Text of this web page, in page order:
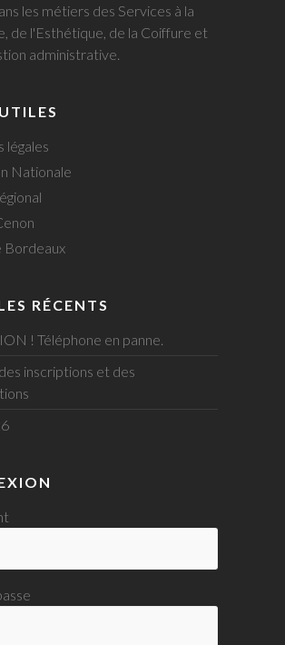
les métiers des Services à la
de l'Esthétique, de la Coiffure et
administrative.
légales
Nationale
Bordeaux
RÉCENTS
! Téléphone en panne.
inscriptions et des